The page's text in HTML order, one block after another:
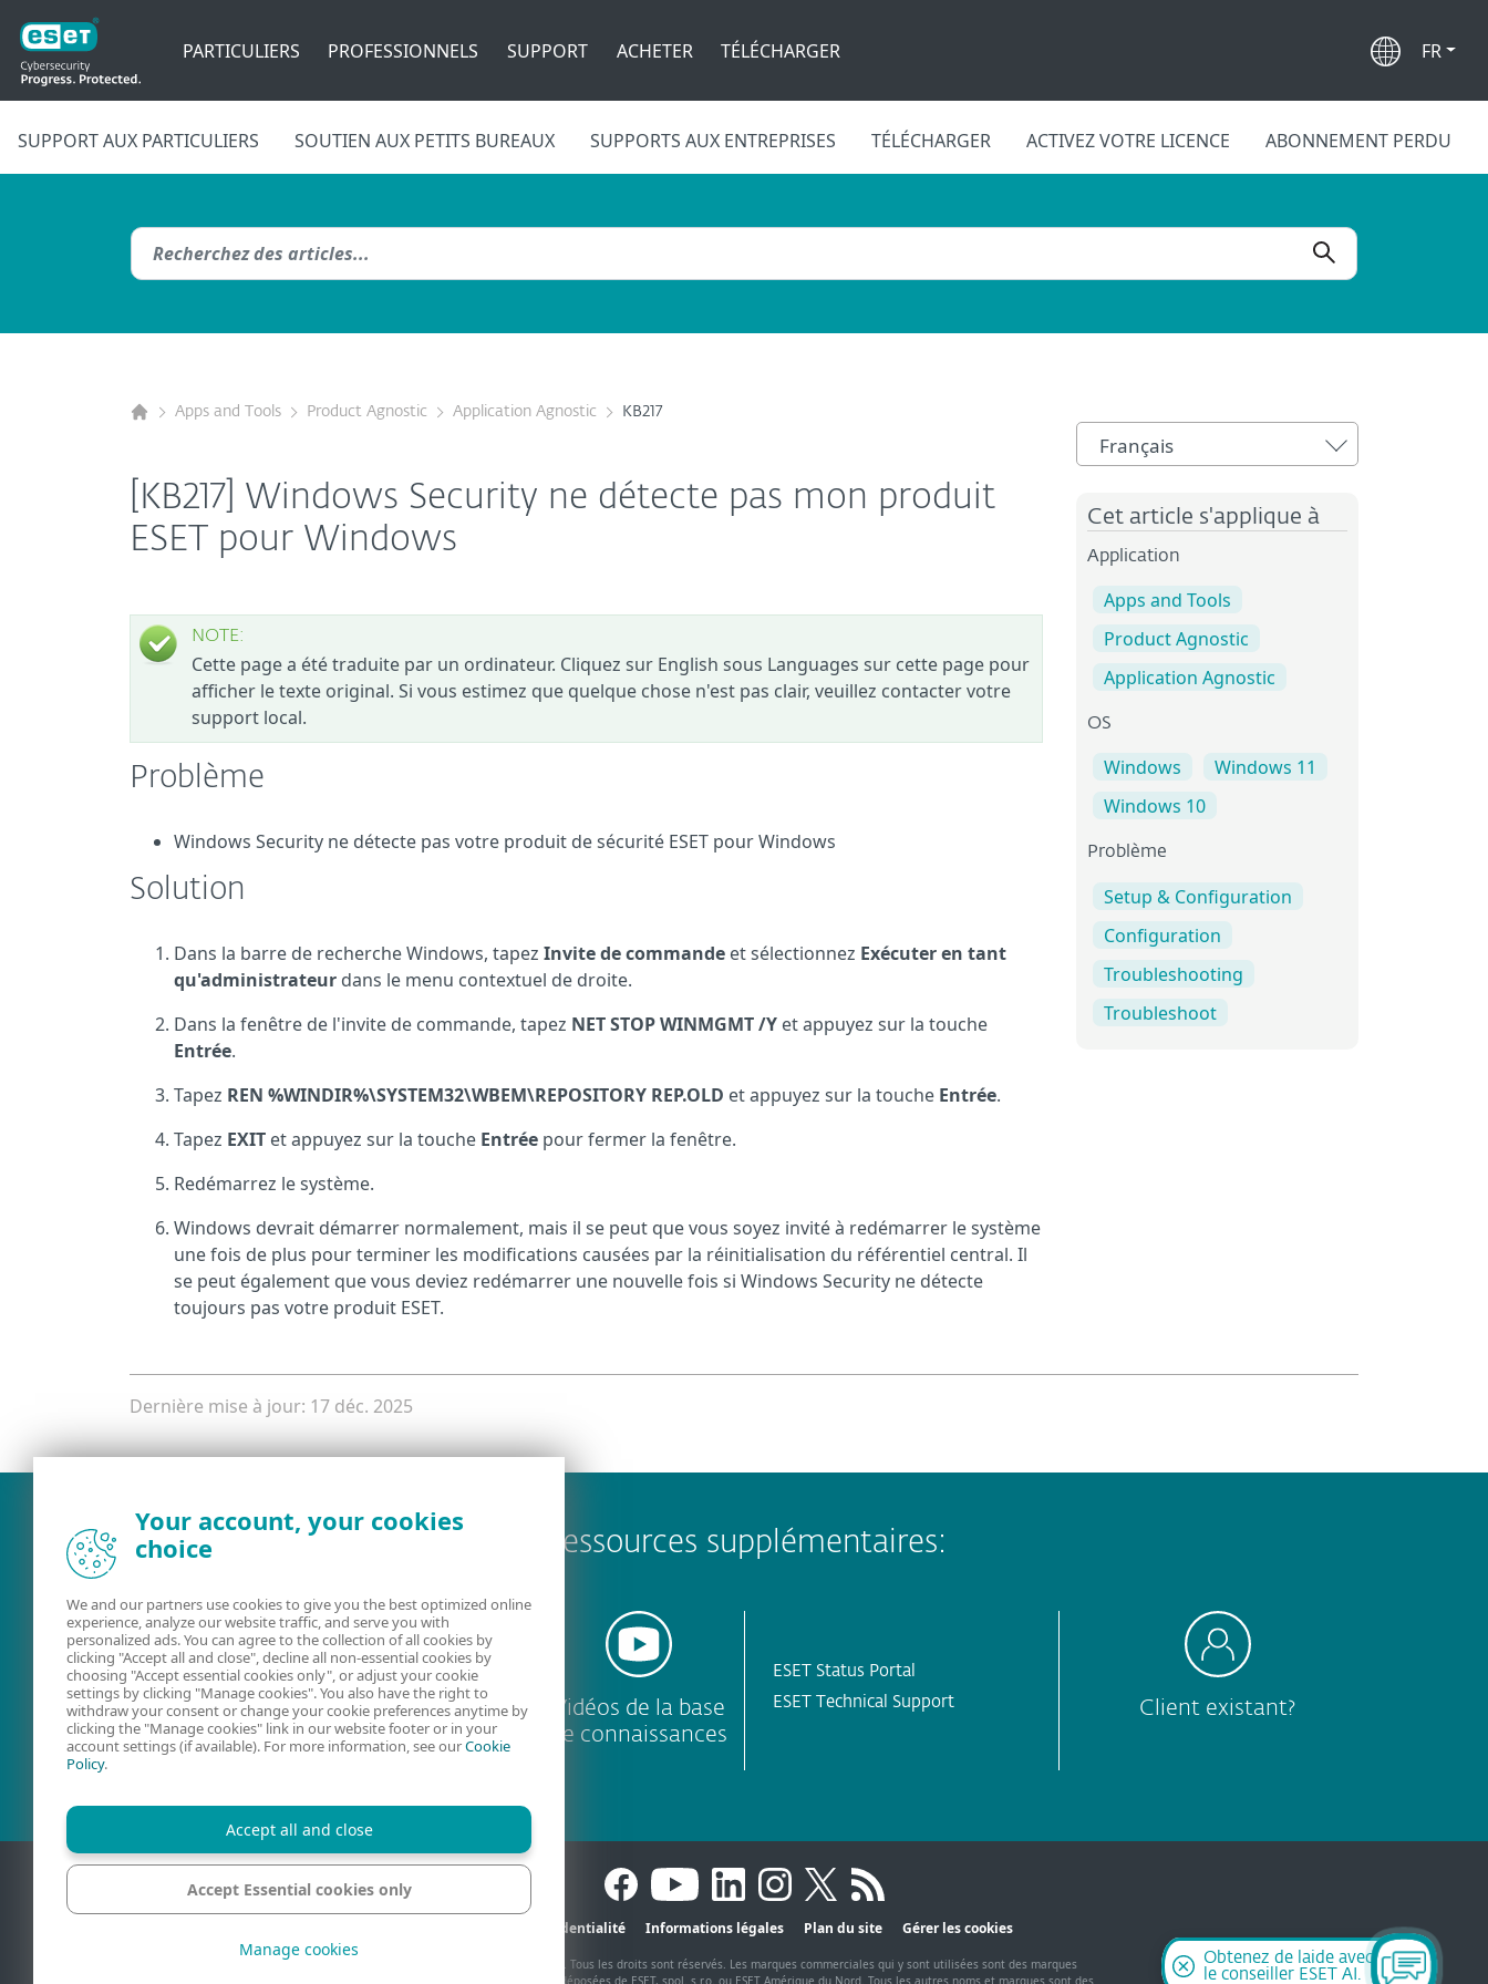
PARTICULIERS PROFESSIONNELS SUPPORT ACHETER TÉLÉCHARGER FR
SUPPORT AUX PARTICULIERS SOUTIEN AUX PETITS BUREAUX SUPPORTS AUX ENTREPRISES TÉLÉCHARGER ACTIVEZ VOTRE LICENCE ABONNEMENT PERDU
Apps and Tools Product Agnostic Application Agnostic KB217
[KB217] Windows Security ne détecte pas mon produit
ESET pour Windows
NOTE:
Cette page a été traduite par un ordinateur. Cliquez sur English sous Languages sur cette page pour
afficher le texte original. Si vous estimez que quelque chose n'est pas clair, veuillez contacter votre
support local.
Problème
Windows Security ne détecte pas votre produit de sécurité ESET pour Windows
Solution
Dans la barre de recherche Windows, tapez Invite de commande et sélectionnez Exécuter en tant
qu'administrateur dans le menu contextuel de droite.
Dans la fenêtre de l'invite de commande, tapez NET STOP WINMGMT /Y et appuyez sur la touche
Entrée.
Tapez REN %WINDIR%\SYSTEM32\WBEM\REPOSITORY REP.OLD et appuyez sur la touche Entrée.
Tapez EXIT et appuyez sur la touche Entrée pour fermer la fenêtre.
Redémarrez le système.
Windows devrait démarrer normalement, mais il se peut que vous soyez invité à redémarrer le système
une fois de plus pour terminer les modifications causées par la réinitialisation du référentiel central. Il
se peut également que vous deviez redémarrer une nouvelle fois si Windows Security ne détecte
toujours pas votre produit ESET.
Français
Cet article s'applique à
Application
Apps and Tools
Product Agnostic
Application Agnostic
OS
Windows
Windows 11
Windows 10
Problème
Setup & Configuration
Configuration
Troubleshooting
Troubleshoot
Dernière mise à jour: 17 déc. 2025
Ressources supplémentaires:
Aide en ligne Forum ESET
Vidéos de la base
de connaissances
ESET Status Portal
ESET Technical Support
Client existant?
Confidentialité Informations légales Plan du site Gérer les cookies
© 1992-2026 ESET, spol. s r.o. Tous les droits sont réservés. Les marques commerciales qui y sont utilisées sont des marques
commerciales ou des marques déposées de ESET, spol. s r.o. ou ESET Amérique du Nord. Tous les autres noms et marques sont des
Obtenez de laide avec
le conseiller ESET AI.
Your account, your cookies
choice
We and our partners use cookies to give you the best optimized online
experience, analyze our website traffic, and serve you with
personalized ads. You can agree to the collection of all cookies by
clicking "Accept all and close", decline all non-essential cookies by
choosing "Accept essential cookies only", or adjust your cookie
settings by clicking "Manage cookies". You also have the right to
withdraw your consent or change your cookie preferences anytime by
clicking the "Manage cookies" link in our website footer or in your
account settings (if available). For more information, see ourCookie
Policy.
Accept all and close
Accept Essential cookies only
Manage cookies